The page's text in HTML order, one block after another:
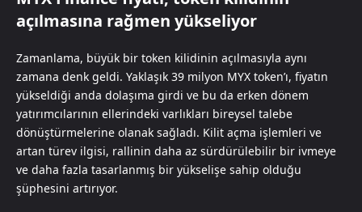
açılmasına rağmen yükseliyor
Zamanlama, büyük bir token kilidinin açılmasıyla aynı
zamana denk geldi. Yaklaşık 39 milyon MYX token’ı, fiyatın
yükseldiği anda dolaşıma girdi ve bu da erken dönem
yatırımcılarının ellerindeki varlıkları bireysel talebe
dönüştürmelerine olanak sağladı. Kilit açma işlemleri ve
artan türev ilgisi, rallinin daha az sürdürülebilir bir ivmeye
ve daha fazla tasarlanmış bir yükselişe sahip olduğu
şüphesini artırıyor.